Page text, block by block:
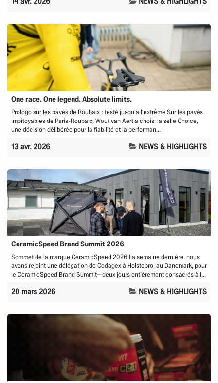
One race. One legend. Absolute limits.
Prologo sur les pavés de Roubaix : testé jusqu'à l'extrême Sur les pavés
impitoyables de Paris-Roubaix, Wout van Aert a choisi la selle Choice,
une décision délibérée pour la fiabilité et la performan...
13 avr. 2026 NEWS & HIGHLIGHTS
CeramicSpeed Brand Summit 2026
Sommet de la marque CeramicSpeed 2026 La semaine dernière, nous
avons rejoint une délégation de Codagex à Holstebro, au Danemark, pour
le CeramicSpeed Brand Summit—deux jours entièrement consacrés à l...
20 mars 2026 NEWS & HIGHLIGHTS